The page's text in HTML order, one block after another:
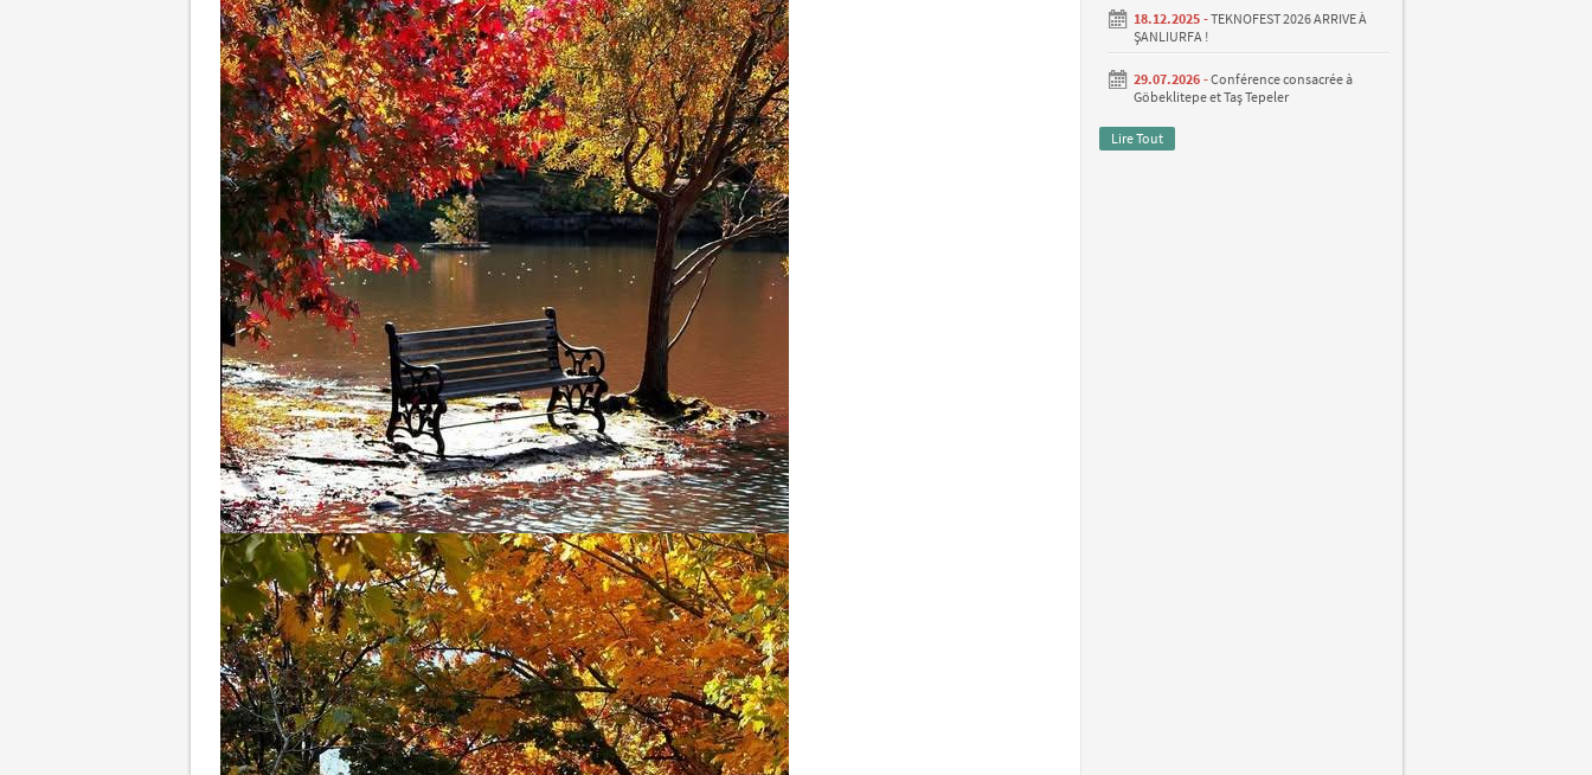
18.12.2025 -TEKNOFEST 2026 ARRIVE À
ŞANLIURFA !
29.07.2026 -Conférence consacrée à
Göbeklitepe et Taş Tepeler
Lire Tout